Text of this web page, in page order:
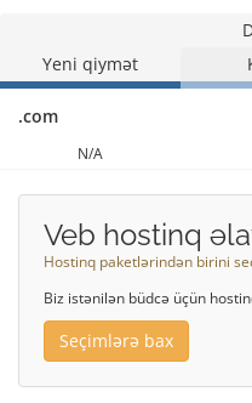
Yeni qiymət
.com
N/A
Veb hostinq
Hostinq paketlərindən birini
Biz istənilən büdcə üçün
Seçimlərə bax